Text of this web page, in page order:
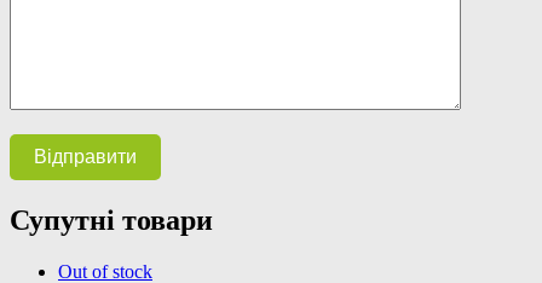
Супутні товари
Out of stock